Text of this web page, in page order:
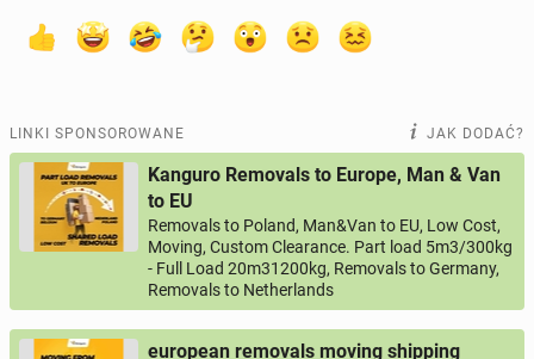
LINKI SPONSOROWANE JAK DODAĆ?
Kanguro Removals to Europe, Man & Van
to EU
Removals to Poland, Man&Van to EU, Low Cost,
Moving, Custom Clearance. Part load 5m3/300kg
- Full Load 20m31200kg, Removals to Germany,
Removals to Netherlands
european removals moving shipping